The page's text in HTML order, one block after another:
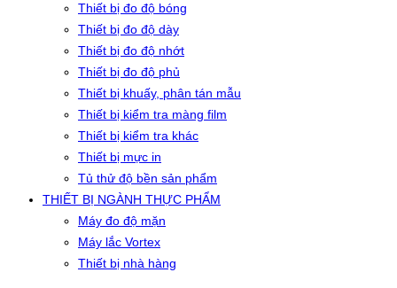
Thiết bị đo độ bóng
Thiết bị đo độ dày
Thiết bị đo độ nhớt
Thiết bị đo độ phủ
Thiết bị khuấy, phân tán mẫu
Thiết bị kiểm tra màng film
Thiết bị kiểm tra khác
Thiết bị mực in
Tủ thử độ bền sản phẩm
THIẾT BỊ NGÀNH THỰC PHẨM
Máy đo độ mặn
Máy lắc Vortex
Thiết bị nhà hàng